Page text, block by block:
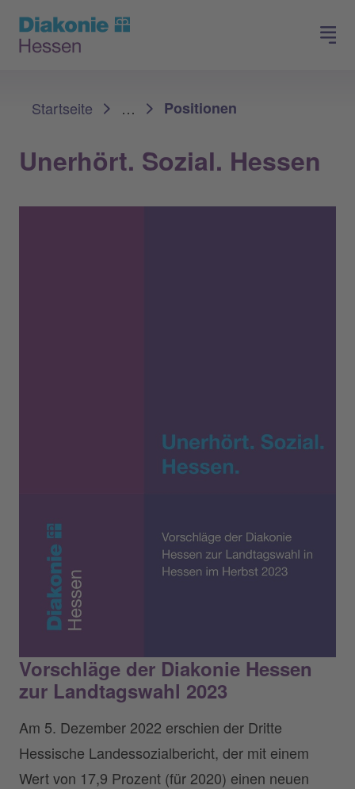
Spenden
Startseite
… Positionen
Unerhört. Sozial. Hessen
Vorschläge der Diakonie Hessen
zur Landtagswahl 2023
Am 5. Dezember 2022 erschien der Dritte
Hessische Landessozialbericht, der mit einem
Wert von 17,9 Prozent (für 2020) einen neuen